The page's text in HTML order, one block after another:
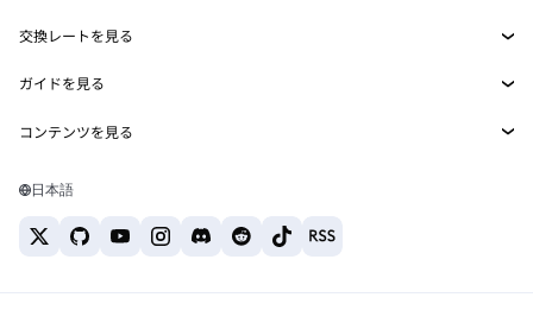
MetaMask Connect
Snaps
Web3サービス
セキュリティ
サポート
キャリア
お問い合わせ
イーサリアムの価格
Solanaの価格
Tetherの価格
交換レートを見る
ETH→USD
USDT→INR
BTC→INR
ETH→USDT
ガイドを見る
ETHの購入
USDTの購入
コンテンツを見る
Solanaウォレット
日本語